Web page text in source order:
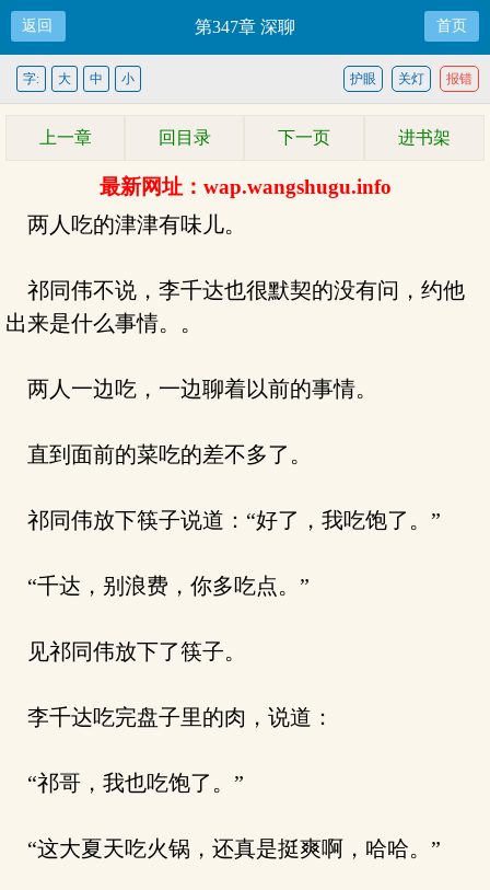
返回 第347章 深聊 首页
报错
关灯
护眼
字: 大 中 小
上一章 回目录 下一页 进书架
最新网址：wap.wangshugu.info
两人吃的津津有味儿。
祁同伟不说，李千达也很默契的没有问，约他
出来是什么事情。。
两人一边吃，一边聊着以前的事情。
直到面前的菜吃的差不多了。
祁同伟放下筷子说道：“好了，我吃饱了。”
“千达，别浪费，你多吃点。”
见祁同伟放下了筷子。
李千达吃完盘子里的肉，说道：
“祁哥，我也吃饱了。”
“这大夏天吃火锅，还真是挺爽啊，哈哈。”